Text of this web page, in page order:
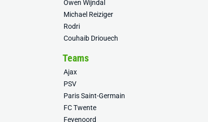
Owen Wijndal
Michael Reiziger
Rodri
Couhaib Driouech
Teams
Ajax
PSV
Paris Saint-Germain
FC Twente
Feyenoord